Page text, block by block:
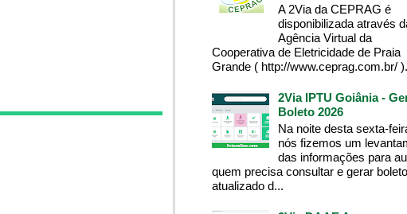
A 2Via da CEPRAG é
disponibilizada através
Agência Virtual da
Cooperativa de Eletricidade de Praia
Grande ( http://www.ceprag.com.br/
2Via IPTU Goiânia -
Boleto 2026
Na noite desta sexta-
nós fizemos um
das informações para
quem precisa consultar e gerar boleto
atualizado d...